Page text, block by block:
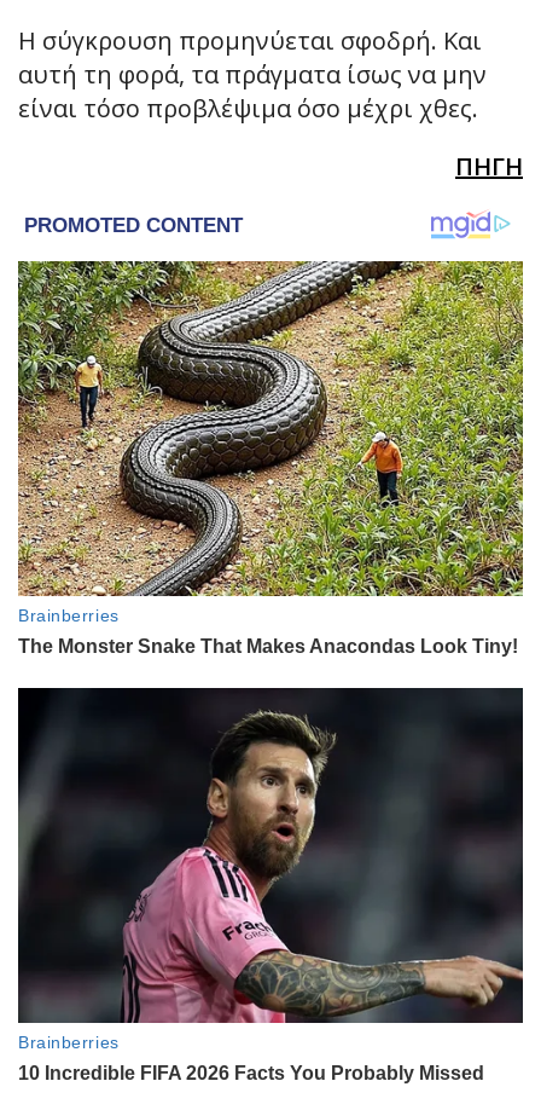
Η σύγκρουση προμηνύεται σφοδρή. Και
αυτή τη φορά, τα πράγματα ίσως να μην
είναι τόσο προβλέψιμα όσο μέχρι χθες.
ΠΗΓΗ